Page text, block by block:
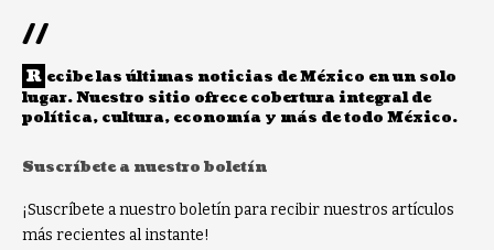
//
R ecibe las últimas noticias de México en un solo
lugar. Nuestro sitio ofrece cobertura integral de
política, cultura, economía y más de todo México.
Suscríbete a nuestro boletín
¡Suscríbete a nuestro boletín para recibir nuestros artículos
más recientes al instante!